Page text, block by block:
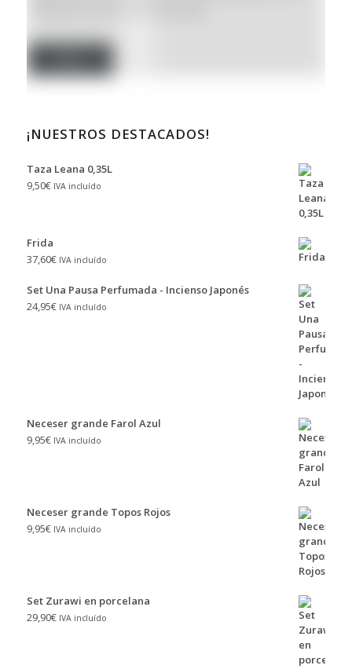
¡NUESTROS DESTACADOS!
Taza Leana 0,35L
9,50€ IVA incluído
Frida
37,60€ IVA incluído
Set Una Pausa Perfumada - Incienso Japonés
24,95€ IVA incluído
Neceser grande Farol Azul
9,95€ IVA incluído
Neceser grande Topos Rojos
9,95€ IVA incluído
Set Zurawi en porcelana
29,90€ IVA incluído